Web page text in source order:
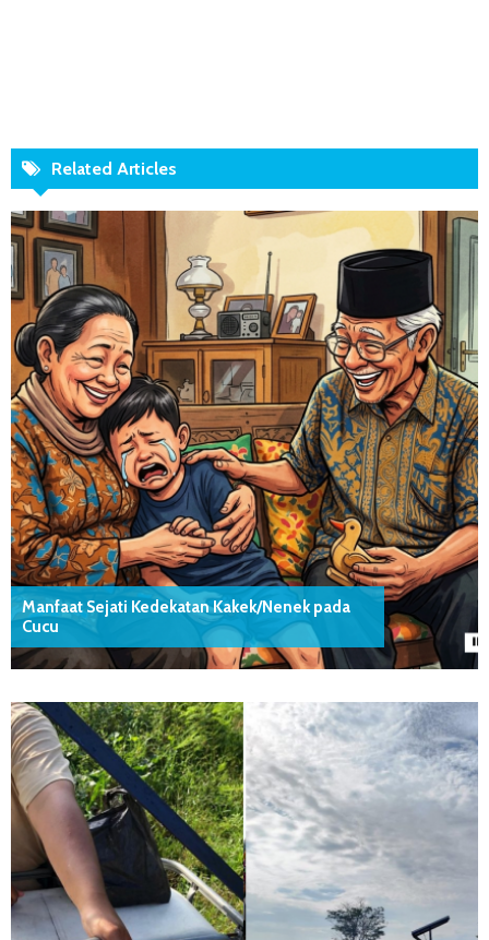
Related Articles
Manfaat Sejati Kedekatan Kakek/Nenek pada
Cucu